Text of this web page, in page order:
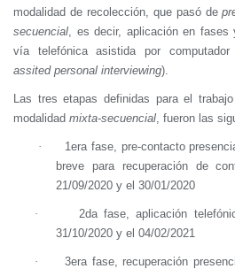
modalidad de recolección, que pasó de
secuencial , es decir, aplicación en
vía telefónica asistida por
assited personal interviewing).
Las tres etapas definidas para el
modalidad mixta-secuencial , fueron las
·
1era fase, pre-contacto
breve para recuperación de
21/09/2020 y el 30/01/2020
·
2da fase, aplicación
31/10/2020 y el 04/02/2021
·
3era fase, recuperación